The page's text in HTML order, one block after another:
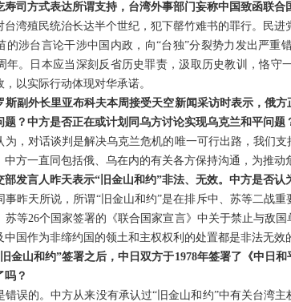
司方式表达所谓支持，台湾外事部门妄称中国致函联合
湾殖民统治长达半个世纪，犯下罄竹难书的罪行。民进
的涉台言论干涉中国内政，向“台独”分裂势力发出严
年。日本应当深刻反省历史罪责，汲取历史教训，恪
以实际行动体现对华承诺。
斯副外长里亚布科夫本周接受天空新闻采访时表示，俄
？中方是否正在或计划同乌方讨论实现乌克兰和平问题
为，对话谈判是解决乌克兰危机的唯一可行出路，我们
方一直同包括俄、乌在内的有关各方保持沟通，为推动
部发言人昨天表示“旧金山和约”非法、无效。中方是否认
事昨天所说，所谓“旧金山和约”是在排斥中、苏等二战
苏等26个国家签署的《联合国家宣言》中关于禁止与敌
国作为非缔约国的领土和主权权利的处置都是非法无效
金山和约”签署之后，中日双方于1978年签署了《中日
吗？
错误的。中方从来没有承认过“旧金山和约”中有关台湾